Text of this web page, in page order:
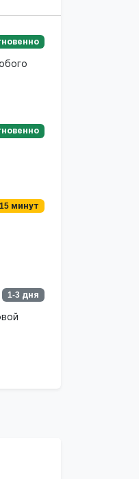
минут
1-3 дня